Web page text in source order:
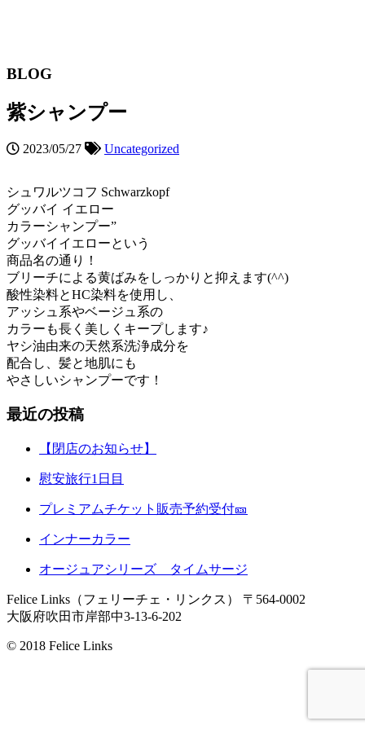
BLOG
紫シャンプー
2023/05/27 Uncategorized
シュワルツコフ Schwarzkopf
グッバイ イエロー
カラーシャンプー”
グッバイイエローという
商品名の通り！
ブリーチによる黄ばみをしっかりと抑えます(^^)
酸性染料とHC染料を使用し、
アッシュ系やベージュ系の
カラーも長く美しくキープします♪
ヤシ油由来の天然系洗浄成分を
配合し、髪と地肌にも
やさしいシャンプーです！
最近の投稿
【閉店のお知らせ】
慰安旅行1日目
プレミアムチケット販売予約受付🎫
インナーカラー
オージュアシリーズ タイムサージ
Felice Links（フェリーチェ・リンクス）
〒564-0002
大阪府吹田市岸部中3-13-6-202
© 2018 Felice Links